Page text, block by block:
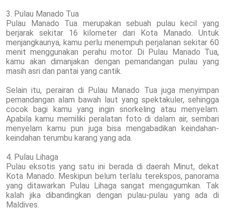
3. Pulau Manado Tua
Pulau Manado Tua merupakan sebuah pulau kecil yang
berjarak sekitar 16 kilometer dari Kota Manado. Untuk
menjangkaunya, kamu perlu menempuh perjalanan sekitar 60
menit menggunakan perahu motor. Di Pulau Manado Tua,
kamu akan dimanjakan dengan pemandangan pulau yang
masih asri dan pantai yang cantik.
Selain itu, perairan di Pulau Manado Tua juga menyimpan
pemandangan alam bawah laut yang spektakuler, sehingga
cocok bagi kamu yang ingin snorkeling atau menyelam.
Apabila kamu memiliki peralatan foto di dalam air, sembari
menyelam kamu pun juga bisa mengabadikan keindahan-
keindahan terumbu karang yang ada.
4. Pulau Lihaga
Pulau eksotis yang satu ini berada di daerah Minut, dekat
Kota Manado. Meskipun belum terlalu terekspos, panorama
yang ditawarkan Pulau Lihaga sangat mengagumkan. Tak
kalah jika dibandingkan dengan pulau-pulau yang ada di
Maldives.